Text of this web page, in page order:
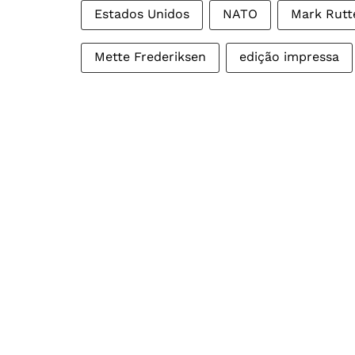
Estados Unidos NATO Mark
Mette Frederiksen edição impressa